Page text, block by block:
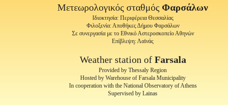
Μετεωρολογικός σταθμός Φαρσάλων
Ιδιοκτησία: Περιφέρεια Θεσσαλίας
Φιλοξενία: Αποθήκες Δήμου Φαρσάλων
Σε συνεργασία με το Εθνικό Αστεροσκοπείο Αθηνών
Επίβλεψη: Λαϊνάς
Weather station of Farsala
Provided by Thessaly Region
Hosted by Warehouse of Farsala Municipality
In cooperation with the National Observatory of Athens
Supervised by Lainas